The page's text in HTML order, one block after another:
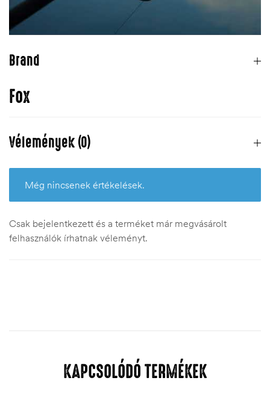
Brand
Fox
Vélemények (0)
Még nincsenek értékelések.
Csak bejelentkezett és a terméket már megvásárolt
felhasználók írhatnak véleményt.
KAPCSOLÓDÓ TERMÉKEK